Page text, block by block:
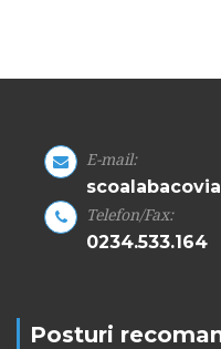
E-mail:
Telefon/Fax:
0234.533.164
Posturi